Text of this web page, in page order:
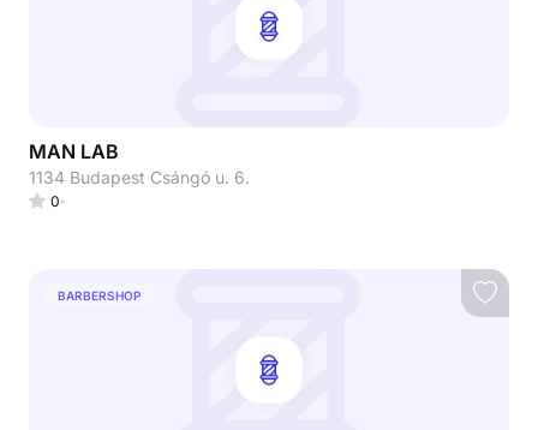
MAN LAB
1134 Budapest Csángó u. 6.
0
BARBERSHOP